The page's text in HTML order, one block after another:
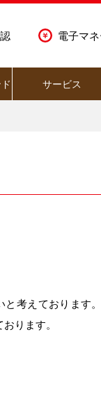
電子マ
サービス
と考えております
ります。